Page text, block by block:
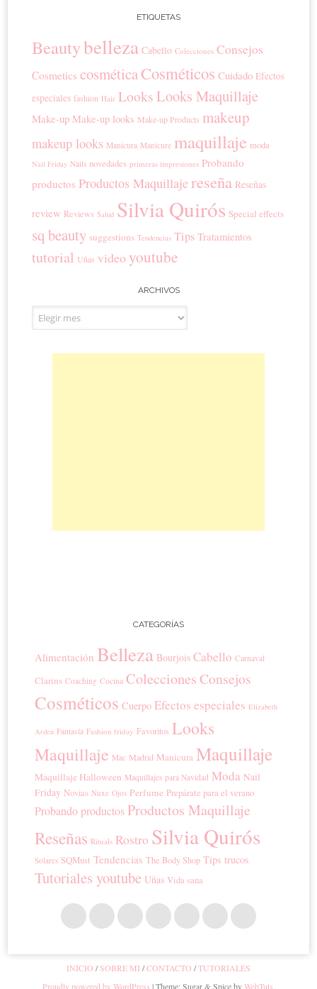
ETIQUETAS
Beautybelleza Cabello Colecciones Consejos
Cosmetics cosméticaCosméticos Cuidado Efectos
especiales fashion Hair Looks Looks Maquillaje
Make-up Make-up looks Make-up Products makeup
makeup looks Manicura Manicure maquillaje moda
Nail Friday Nails novedades primeras impresiones Probando
productos Productos Maquillaje reseña Reseñas
review Reviews Salud Silvia Quirós Special effects
sq beauty suggestions Tendencias Tips Tratamientos
tutorial Uñas videoyoutube
ARCHIVOS
Archivos
CATEGORÍAS
Alimentación Belleza Bourjois Cabello Carnaval
Clarins Coaching Cocina ColeccionesConsejos
Cosméticos Cuerpo Efectos especiales Elizabeth
Arden Fantasía Fashion friday Favoritos Looks
Maquillaje Mac Madrid Manicura Maquillaje
Maquillaje Halloween Maquillajes para Navidad Moda Nail
Friday Novias Nuxe Ojos Perfume Prepárate para el verano
Probando productos Productos Maquillaje
Reseñas Rituals Rostro Silvia Quirós
Solares SQMust Tendencias The Body Shop Tips trucos
Tutoriales youtube Uñas Vida sana
INICIO SOBRE MI CONTACTO
TUTORIALES
Proudly powered by WordPress |Theme: Sugar & Spice byWebTuts.